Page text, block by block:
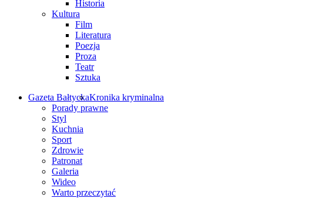
Historia
Kultura
Film
Literatura
Poezja
Proza
Teatr
Sztuka
Gazeta BałtyckaKronika kryminalna
Porady prawne
Styl
Kuchnia
Sport
Zdrowie
Patronat
Galeria
Wideo
Warto przeczytać